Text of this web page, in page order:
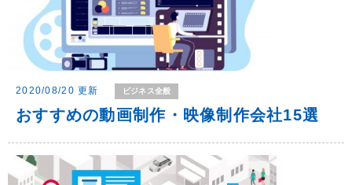
2020/08/20 更新 ビジネス全般
おすすめの動画制作・映像制作会社15選